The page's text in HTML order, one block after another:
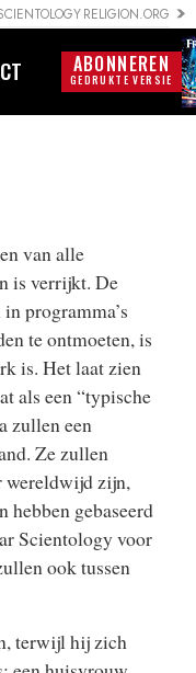
RELIGION.ORG
ABONNEREN
GEDRUKTE VERSIE
van alle
is verrijkt. De
programma’s
te ontmoeten, is
is. Het laat zien
als een “typische
zullen een
Ze zullen
wereldwijd zijn,
hebben gebaseerd
Scientology voor
ook tussen
terwijl hij zich